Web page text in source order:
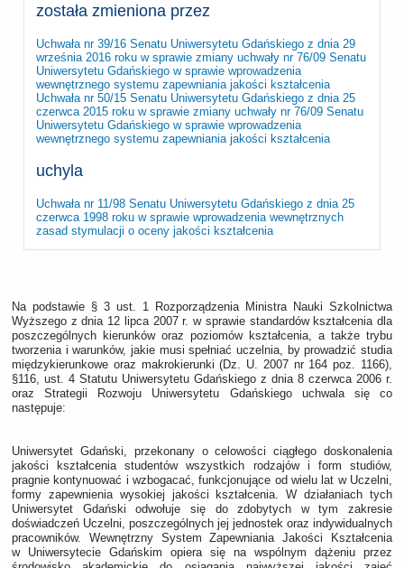
została zmieniona przez
Uchwała nr 39/16 Senatu Uniwersytetu Gdańskiego z dnia 29
września 2016 roku w sprawie zmiany uchwały nr 76/09 Senatu
Uniwersytetu Gdańskiego w sprawie wprowadzenia
wewnętrznego systemu zapewniania jakości kształcenia
Uchwała nr 50/15 Senatu Uniwersytetu Gdańskiego z dnia 25
czerwca 2015 roku w sprawie zmiany uchwały nr 76/09 Senatu
Uniwersytetu Gdańskiego w sprawie wprowadzenia
wewnętrznego systemu zapewniania jakości kształcenia
uchyla
Uchwała nr 11/98 Senatu Uniwersytetu Gdańskiego z dnia 25
czerwca 1998 roku w sprawie wprowadzenia wewnętrznych
zasad stymulacji o oceny jakości kształcenia
Na podstawie § 3 ust. 1 Rozporządzenia Ministra Nauki Szkolnictwa
Wyższego z dnia 12 lipca 2007 r. w sprawie standardów kształcenia dla
poszczególnych kierunków oraz poziomów kształcenia, a także trybu
tworzenia i warunków, jakie musi spełniać uczelnia, by prowadzić studia
międzykierunkowe oraz makrokierunki (Dz. U. 2007 nr 164 poz. 1166),
§116, ust. 4 Statutu Uniwersytetu Gdańskiego z dnia 8 czerwca 2006 r.
oraz Strategii Rozwoju Uniwersytetu Gdańskiego uchwala się co
następuje:
Uniwersytet Gdański, przekonany o celowości ciągłego doskonalenia
jakości kształcenia studentów wszystkich rodzajów i form studiów,
pragnie kontynuować i wzbogacać, funkcjonujące od wielu lat w Uczelni,
formy zapewnienia wysokiej jakości kształcenia. W działaniach tych
Uniwersytet Gdański odwołuje się do zdobytych w tym zakresie
doświadczeń Uczelni, poszczególnych jej jednostek oraz indywidualnych
pracowników. Wewnętrzny System Zapewniania Jakości Kształcenia
w Uniwersytecie Gdańskim opiera się na wspólnym dążeniu przez